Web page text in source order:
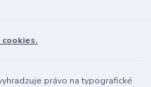
právo na typografické